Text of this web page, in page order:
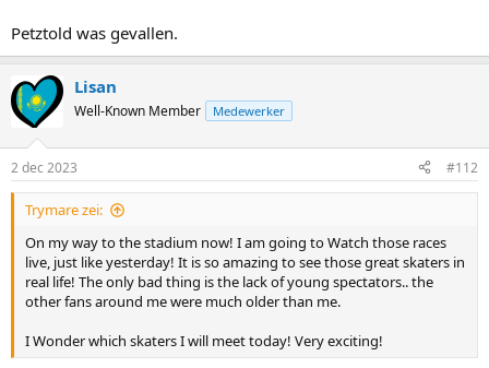
Petztold was gevallen.
Lisan
Well-Known Member Medewerker
2 dec 2023 #112
Trymare zei:
On my way to the stadium now! I am going to Watch those races
live, just like yesterday! It is so amazing to see those great skaters in
real life! The only bad thing is the lack of young spectators.. the
other fans around me were much older than me.
I Wonder which skaters I will meet today! Very exciting!